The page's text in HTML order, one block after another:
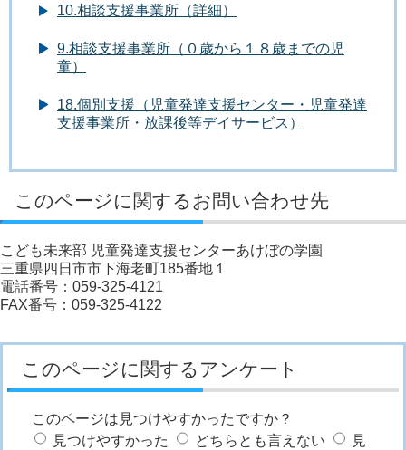
10.相談支援事業所（詳細）
9.相談支援事業所（０歳から１８歳までの児
童）
18.個別支援（児童発達支援センター・児童発達
支援事業所・放課後等デイサービス）
このページに関するお問い合わせ先
こども未来部 児童発達支援センターあけぼの学園
三重県四日市市下海老町185番地１
電話番号：059-325-4121
FAX番号：059-325-4122
このページに関するアンケート
このページは見つけやすかったですか？
見つけやすかった
どちらとも言えない
見